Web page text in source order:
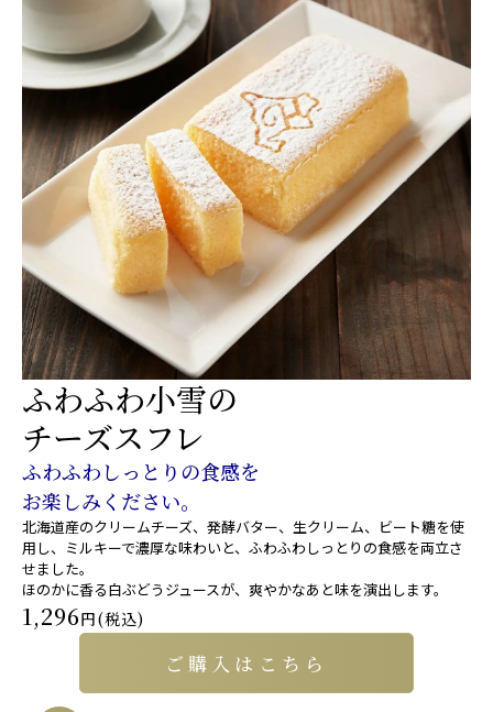
ふわふわ小雪の
チーズスフレ
ふわふわしっとりの食感を
お楽しみください。
北海道産のクリームチーズ、発酵バター、生クリーム、ビート糖を使
用し、ミルキーで濃厚な味わいと、ふわふわしっとりの食感を両立さ
せました。
ほのかに香る白ぶどうジュースが、爽やかなあと味を演出します。
1,296円(税込)
ご購入はこちら